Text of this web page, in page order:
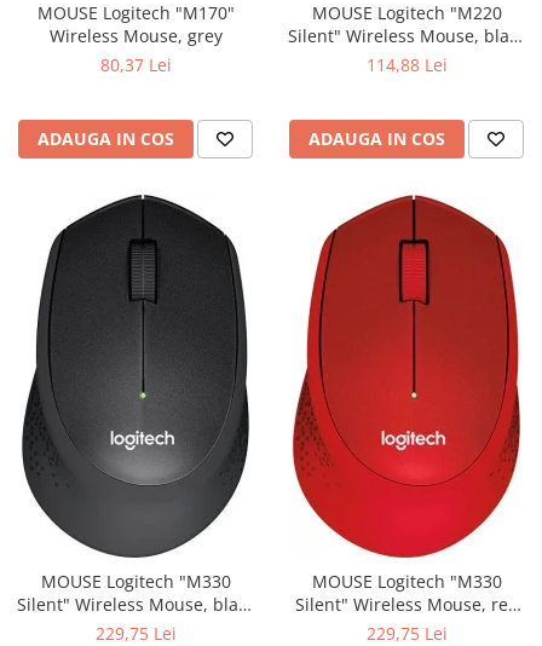
MOUSE Logitech "M170"
Wireless Mouse, grey
80,37 Lei
ADAUGA IN COS
MOUSE Logitech "M220
Silent" Wireless Mouse, black
"910-004878" (include timbru114,88 Lei
ADAUGA IN COS
MOUSE Logitech "M330
Silent" Wireless Mouse, black
"910-004909" (include timbru229,75 Lei
MOUSE Logitech "M330
Silent" Wireless Mouse, red
"910-004911" (include timbru229,75 Lei